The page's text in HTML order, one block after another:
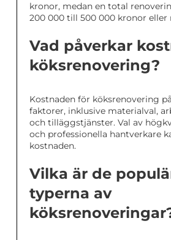
kronor, medan en total
200 000 till 500 000 kronor eller
Vad påverkar
köksrenovering?
Kostnaden för köksrenovering
faktorer, inklusive materialval,
och tilläggstjänster. Val av
och professionella hantverkare
kostnaden.
Vilka är de
typerna av